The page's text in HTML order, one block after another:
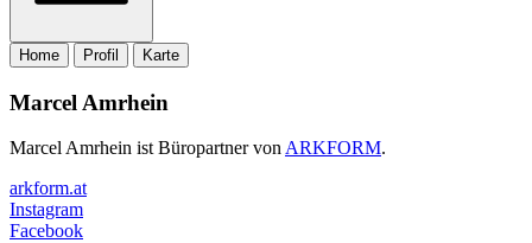
Home Profil Karte
Marcel Amrhein
Marcel Amrhein ist Büropartner vonARKFORM.
arkform.at
Instagram
Facebook